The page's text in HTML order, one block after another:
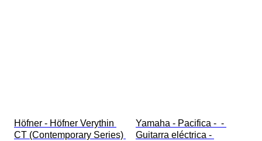
Höfner - Höfner Verythin
CT (Contemporary Series)
Yamaha - Pacifica -  -
Guitarra eléctrica -